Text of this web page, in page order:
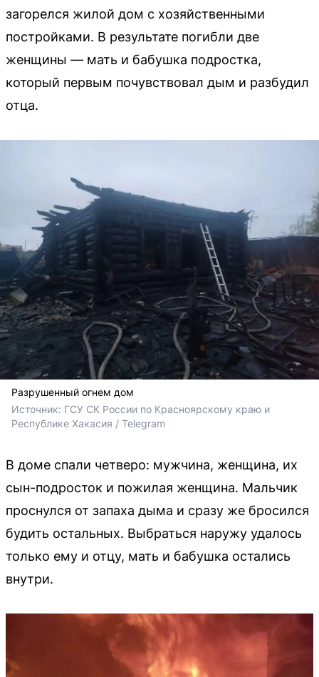
загорелся жилой дом с хозяйственными
постройками. В результате погибли две
женщины — мать и бабушка подростка,
который первым почувствовал дым и разбудил
отца.
Разрушенный огнем дом
Источник: ГСУ СК России по Красноярскому краю и
Республике Хакасия / Telegram
В доме спали четверо: мужчина, женщина, их
сын-подросток и пожилая женщина. Мальчик
проснулся от запаха дыма и сразу же бросился
будить остальных. Выбраться наружу удалось
только ему и отцу, мать и бабушка остались
внутри.